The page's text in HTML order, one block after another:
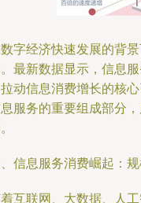
字经济快速发展的背
最新数据显示，信息
动信息消费增长的核
服务的重要组成部分
信息服务消费崛起：
互联网、大数据、人